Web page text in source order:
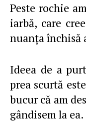
Peste rochie
iarbă, care
nuanţa închisă
Ideea de a
prea scurtă
bucur că am
gândisem la ea.